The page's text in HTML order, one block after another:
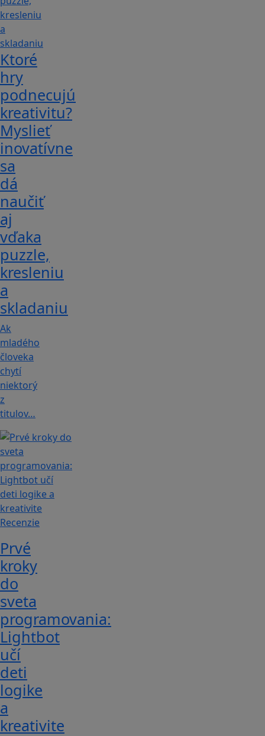
Ktoré
hry
podnecujú
kreativitu?
Myslieť
inovatívne
sa
dá
naučiť
aj
vďaka
puzzle,
kresleniu
a
skladaniu
Ak
mladého
človeka
chytí
niektorý
z
titulov…
Recenzie
Prvé
kroky
do
sveta
programovania:
Lightbot
učí
deti
logike
a
kreativite